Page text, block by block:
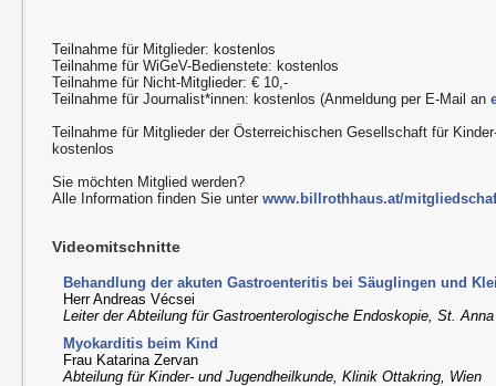
Teilnahme für Mitglieder: kostenlos
Teilnahme für WiGeV-Bedienstete: kostenlos
Teilnahme für Nicht-Mitglieder: € 10,-
Teilnahme für Journalist*innen: kostenlos (Anmeldung per E-Mail an
Teilnahme für Mitglieder der Österreichischen Gesellschaft für
kostenlos
Sie möchten Mitglied werden?
Alle Information finden Sie unterwww.billrothhaus.at/
Videomitschnitte
Behandlung der akuten Gastroenteritis bei Säuglingen und
Herr Andreas Vécsei
Leiter der Abteilung für Gastroenterologische Endoskopie, St.
Myokarditis beim Kind
Frau Katarina Zervan
Abteilung für Kinder- und Jugendheilkunde, Klinik Ottakring, Wien